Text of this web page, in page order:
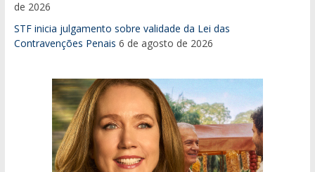
de 2026
STF inicia julgamento sobre validade da Lei das
Contravenções Penais 6 de agosto de 2026